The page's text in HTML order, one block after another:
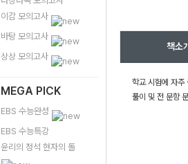
이감 모의고사
바탕 모의고사
상상 모의고사
MEGA PICK
EBS 수능완성
EBS 수능특강
윤리의 정석 현자의 돌
책소
학교 시험에 자주
풀이 및 전 문항